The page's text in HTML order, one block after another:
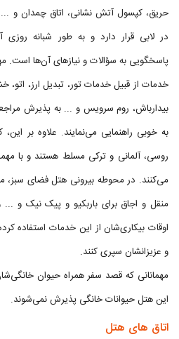
در لابی قرار دارد و به طور شبانه روزی
پاسخگویی به سؤالات و نیازهای آن‌ها است.
خدمات از قبیل خدمات تور، تبدیل ارز،
بیدارباش، روم سرویس و ... به پذیرش
به خوبی راهنمایی می‌نمایند. علاوه بر این،
روسی، آلمانی و ترکی مسلط هستند و با
می‌کنند. در محوطه بیرونی هتل فضای
منقل و اجاق برای باربکیو و پیک نیک و ...
اوقات بیکاری‌شان از این خدمات استفاده
و عزیزانشان سپری کنند.
مهمانانی که قصد سفر همراه حیوان
این هتل حیوانات خانگی پذیرش نمی‌شوند.
اتاق‌ های هتل